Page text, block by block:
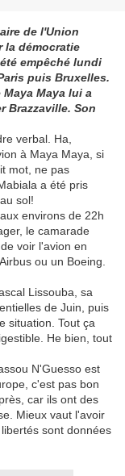
de l'Union
la démocratie
empêché lundi
puis Bruxelles.
Maya lui a
Brazzaville. Son
verbal. Ha,
à Maya Maya, si
mot, ne pas
a été pris
sol!
environs de 22h
le camarade
voir l'avion en
ou un Boeing.
Lissouba, sa
de Juin, puis
situation. Tout ça
He bien, tout
N'Guesso est
c'est pas bon
car ils ont des
Mieux vaut l'avoir
sont données